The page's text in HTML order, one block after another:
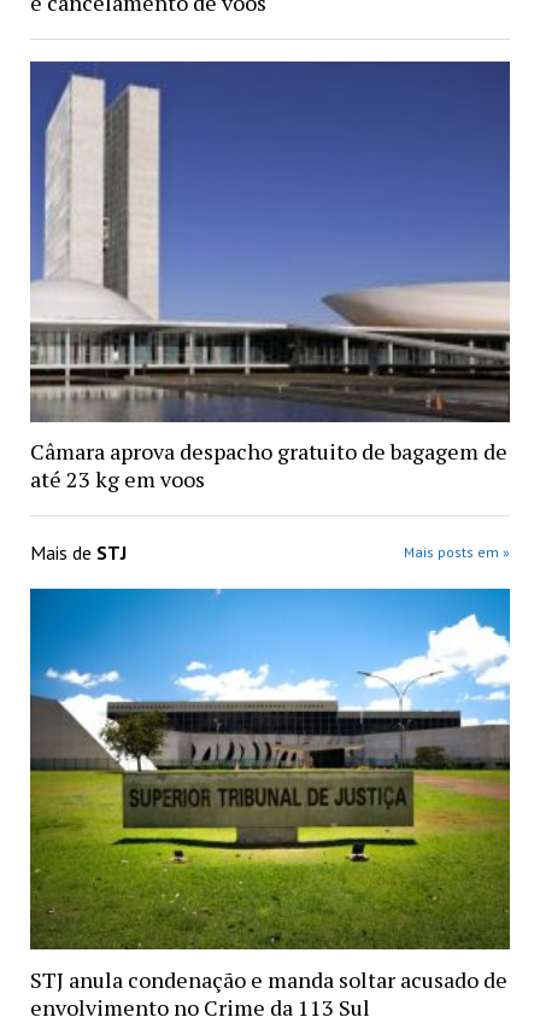
Câmara aprova despacho gratuito de bagagem de
até 23 kg em voos
Mais de STJ Mais posts em »
STJ anula condenação e manda soltar acusado de
envolvimento no Crime da 113 Sul